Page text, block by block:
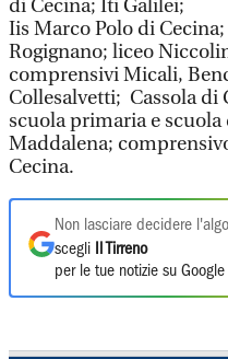
di Cecina; Iti Galilei;
Iis Marco Polo di
Rogignano; liceo
comprensivi Micali,
Collesalvetti; Cassola di
scuola primaria e scuola
Maddalena;
Cecina.
Non lasciare decidere
scegli
Il Tirreno
per le tue notizie su Google